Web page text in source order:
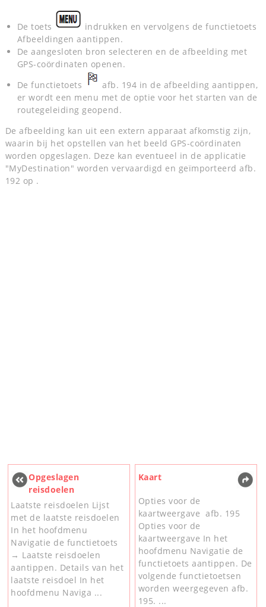
De toets
indrukken en vervolgens de functietoets
Afbeeldingen aantippen.
De aangesloten bron selecteren en de afbeelding met
GPS-coördinaten openen.
De functietoets
afb. 194 in de afbeelding aantippen,
er wordt een menu met de optie voor het starten van de
routegeleiding geopend.
De afbeelding kan uit een extern apparaat afkomstig zijn,
waarin bij het opstellen van het beeld GPS-coördinaten
worden opgeslagen. Deze kan eventueel in de applicatie
"MyDestination" worden vervaardigd en geïmporteerd afb.
192 op .
Opgeslagen
reisdoelen
Laatste reisdoelen Lijst
met de laatste reisdoelen
In het hoofdmenu
Navigatie de functietoets
→ Laatste reisdoelen
aantippen. Details van het
laatste reisdoel In het
hoofdmenu Naviga ...
Kaart
Opties voor de
kaartweergave afb. 195
Opties voor de
kaartweergave In het
hoofdmenu Navigatie de
functietoets aantippen. De
volgende functietoetsen
worden weergegeven afb.
195. ...